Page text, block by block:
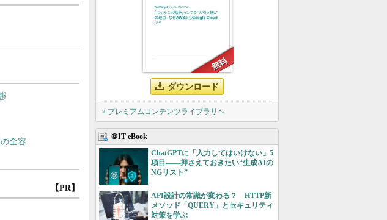
【PR】
ダウンロード
» プレミアムコンテンツライブラリへ
＠IT eBook
ChatGPTに「入力してはいけない」5
項目――押さえておきたい“生成AIの
NGリスト”
API設計の常識が変わる？ HTTP新
メソッド「QUERY」とセキュリティ
対策を学ぶ